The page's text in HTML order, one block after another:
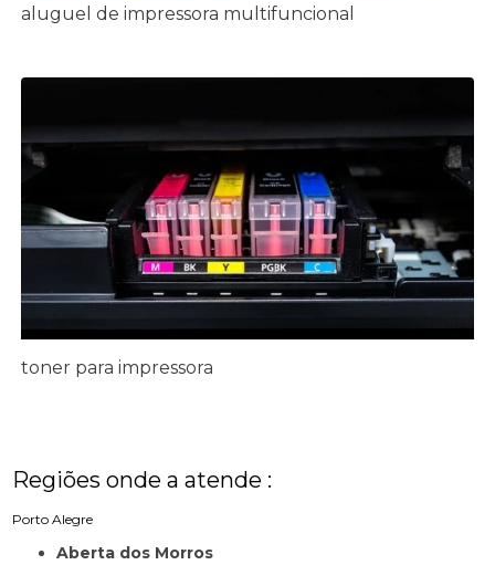
aluguel de impressora multifuncional
toner para impressora
Regiões onde a atende :
Porto Alegre
Aberta dos Morros